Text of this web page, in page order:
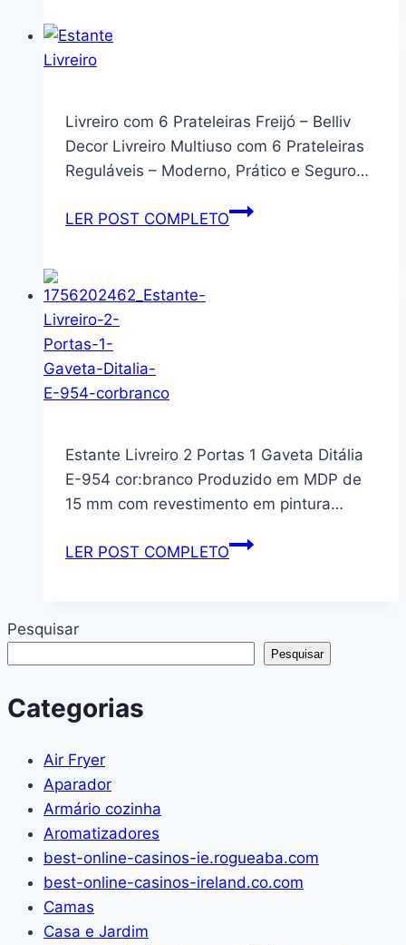
Estrutura
Metálica
Preta
em
Livreiro com 6 Prateleiras Freijó – Belliv
Decor Livreiro Multiuso com 6 Prateleiras
Reguláveis – Moderno, Prático e Seguro…
LER POST COMPLETOLivreiro
Estante Livreiro 2 Portas 1 Gaveta Ditália
E-954 cor:branco Produzido em MDP de
15 mm com revestimento em pintura…
LER POST COMPLETOEstante
1
Gaveta
Pesquisar
Pesquisar
Categorias
Air Fryer
Aparador
Armário cozinha
Aromatizadores
best-online-casinos-ie.rogueaba.com
best-online-casinos-ireland.co.com
Camas
Casa e Jardim